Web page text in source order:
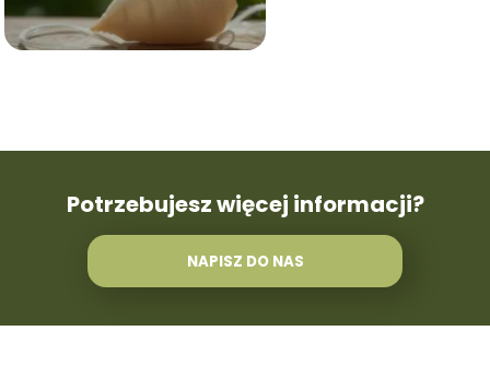
Potrzebujesz więcej informacji?
NAPISZ DO NAS